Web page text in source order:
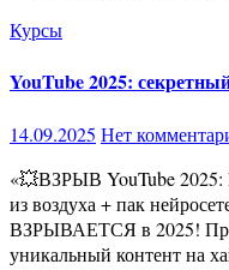
Курсы
YouTube 2025:
14.09.2025 Нет
«💥ВЗРЫВ YouTube 2025: Как делать миллионы просмотров
из воздуха + пак
ВЗРЫВАЕТСЯ в 2025!
уникальный контент на